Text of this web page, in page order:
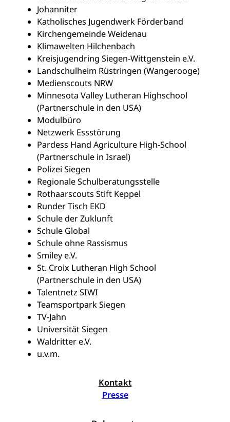
Johanniter
Katholisches Jugendwerk Förderband
Kirchengemeinde Weidenau
Klimawelten Hilchenbach
Kreisjugendring Siegen-Wittgenstein e.V.
Landschulheim Rüstringen (Wangerooge)
Medienscouts NRW
Minnesota Valley Lutheran Highschool
(Partnerschule in den USA)
Modulbüro
Netzwerk Essstörung
Pardess Hand Agriculture High-School
(Partnerschule in Israel)
Polizei Siegen
Regionale Schulberatungsstelle
Rothaarscouts Stift Keppel
Runder Tisch EKD
Schule der Zuklunft
Schule Global
Schule ohne Rassismus
Smiley e.V.
St. Croix Lutheran High School
(Partnerschule in den USA)
Talentnetz SIWI
Teamsportpark Siegen
TV-Jahn
Universität Siegen
Waldritter e.V.
u.v.m.
Kontakt
Presse